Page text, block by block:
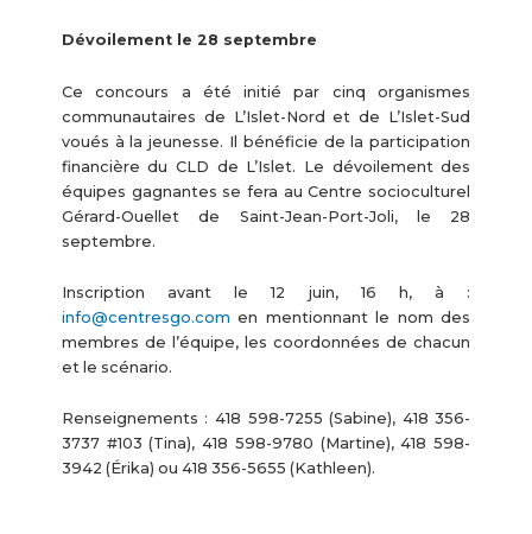
Dévoilement le 28 septembre
Ce concours a été initié par cinq organismes
communautaires de L’Islet-Nord et de L’Islet-Sud
voués à la jeunesse. Il bénéficie de la participation
financière du CLD de L’Islet. Le dévoilement des
équipes gagnantes se fera au Centre socioculturel
Gérard-Ouellet de Saint-Jean-Port-Joli, le 28
septembre.
Inscription avant le 12 juin, 16 h, à :
info@centresgo.com en mentionnant le nom des
membres de l’équipe, les coordonnées de chacun
et le scénario.
Renseignements : 418 598-7255 (Sabine), 418 356-
3737 #103 (Tina), 418 598-9780 (Martine), 418 598-
3942 (Érika) ou 418 356-5655 (Kathleen).